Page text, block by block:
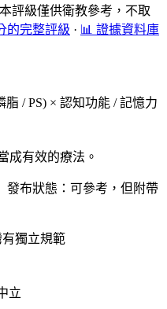
評級僅供衛教參考，不取
的完整評級 · 📊 證據資料庫
/ PS) × 認知功能 / 記憶力
成有效的療法。
布狀態：可參考，但附帶
獨立規範
立